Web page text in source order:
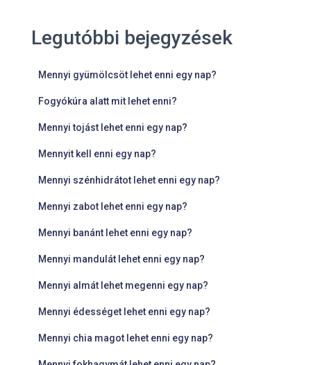
Legutóbbi bejegyzések
Mennyi gyümölcsöt lehet enni egy nap?
Fogyókúra alatt mit lehet enni?
Mennyi tojást lehet enni egy nap?
Mennyit kell enni egy nap?
Mennyi szénhidrátot lehet enni egy nap?
Mennyi zabot lehet enni egy nap?
Mennyi banánt lehet enni egy nap?
Mennyi mandulát lehet enni egy nap?
Mennyi almát lehet megenni egy nap?
Mennyi édességet lehet enni egy nap?
Mennyi chia magot lehet enni egy nap?